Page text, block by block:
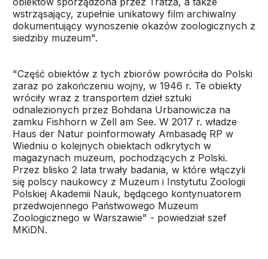
wstrząsający, zupełnie unikatowy film archiwalny
dokumentujący wynoszenie okazów zoologicznych z
siedziby muzeum".
"Część obiektów z tych zbiorów powróciła do Polski
zaraz po zakończeniu wojny, w 1946 r. Te obiekty
wróciły wraz z transportem dzieł sztuki
odnalezionych przez Bohdana Urbanowicza na
zamku Fishhorn w Zell am See. W 2017 r. władze
Haus der Natur poinformowały Ambasadę RP w
Wiedniu o kolejnych obiektach odkrytych w
magazynach muzeum, pochodzących z Polski.
Przez blisko 2 lata trwały badania, w które włączyli
się polscy naukowcy z Muzeum i Instytutu Zoologii
Polskiej Akademii Nauk, będącego kontynuatorem
przedwojennego Państwowego Muzeum
Zoologicznego w Warszawie" - powiedział szef
MKiDN.